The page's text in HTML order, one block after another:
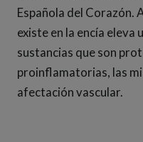
Española del Corazón.
existe en la encía eleva
sustancias que son
proinflamatorias, las
afectación vascular.